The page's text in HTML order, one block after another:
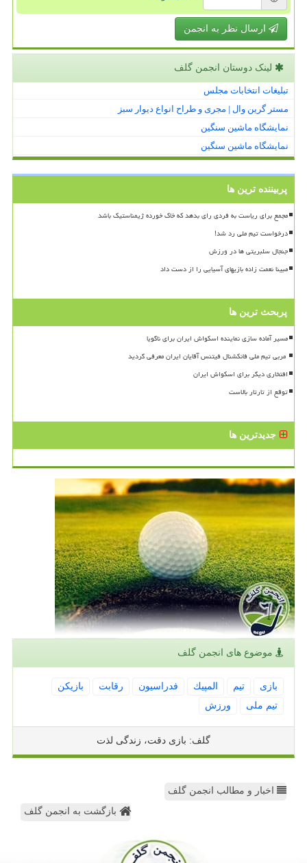
ارسال نظر به انجمن
لینک دوستان انجمن گلف
تبلیغات انتخابات مجلس
مستر گرین وال | مجری و طراح انواع دیوار سبز
نمایشگاه ماشین سنگین
نمایشگاه ماشین سنگین
پربیننده ترین ها
مجمع برای ریاست به فردی رای بدهد که خاک خورده ژیمناستیک باشد
درخواست تیم ملی رد شد!
جنجال سلبریتی ها در ورزش
مبینا نعمت زاده بازیهای آسیایی را از دست داد
پربحث ترین ها
مسیر آماده سازی نماینده اسکواش ایران برای ناگویا
افتخاری دیگر برای اسکواش ایران
توقع از تارتار بالاست
جدیدترین ها
موضوع های انجمن گلف
بازی تیم المپیك فدراسیون رقابت
بازیكن
تیم ملی
ورزش
گلف: بازی دقت، زندگی لذت
اخبار و مطالب انجمن گلف
بازگشت به انجمن گلف